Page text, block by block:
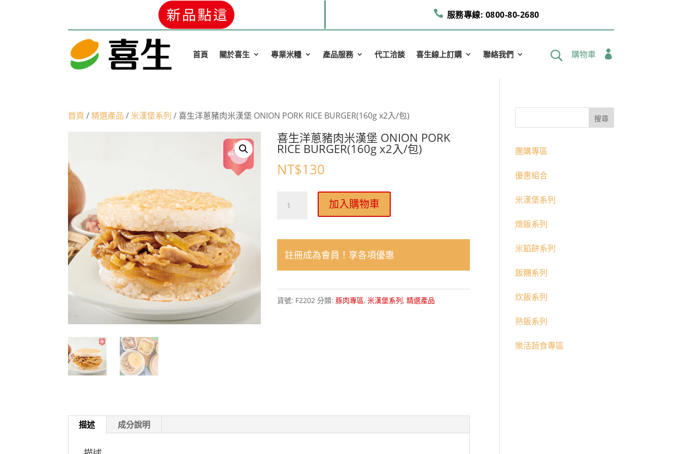
 服務專線: 0800-80-2680
首頁 關於喜生 專業米糧 產品服務 代工洽談 喜生線上訂購 聯絡我們 購物車 
首頁 /精選產品 / 米漢堡系列 / 喜生洋蔥豬肉米漢堡 ONION PORK RICE BURGER(160g x2入/包)
喜生洋蔥豬肉米漢堡 ONION PORK
RICE BURGER(160g x2入/包)
NT$130
米
加入購物車
註冊成為會員！享各項優惠
貨號: F2202 分類: 豚肉專區,米漢堡系列,精選產品
描述 成分說明
團購專區
優惠組合
米漢堡系列
燴飯系列
米餡餅系列
飯糰系列
炊飯系列
熟飯系列
樂活蔬食專區